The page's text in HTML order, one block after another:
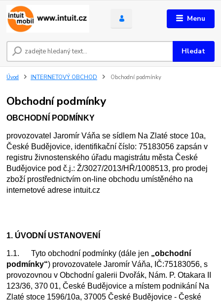
Menu
Hledat
Úvod INTERNETOVÝ OBCHOD Obchodní podmínky
Obchodní podmínky
OBCHODNÍ PODMÍNKY
provozovatel Jaromír Váňa se sídlem Na Zlaté stoce 10a,
České Budějovice, identifikační číslo: 75183056 zapsán v
registru živnostenského úřadu magistrátu města České
Budějovice pod č.j.: Ž/3027/2013/HŘ/1008513, pro prodej
zboží prostřednictvím on-line obchodu umístěného na
internetové adrese intuit.cz
1. ÚVODNÍ USTANOVENÍ
1.1. Tyto obchodní podmínky (dále jen „obchodní
podmínky“) provozovatele Jaromír Váňa, IČ:75183056, s
provozovnou v Obchodní galerii Dvořák, Nám. P. Otakara II
123/36, 370 01, České Budějovice a místem podnikání Na
Zlaté stoce 1596/10a, 37005 České Budějovice - České